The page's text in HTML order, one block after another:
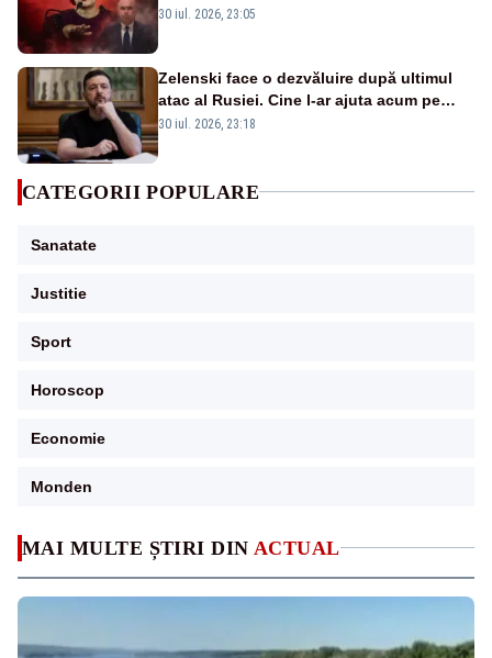
MAI MULTE ȘTIRI DIN ACTUAL
pleca din funcție”
30 iul. 2026, 23:05
Zelenski face o dezvăluire după ultimul
atac al Rusiei. Cine l-ar ajuta acum pe
Putin cu arme
30 iul. 2026, 23:18
CATEGORII POPULARE
Sanatate
Justitie
Sport
Horoscop
Economie
Monden